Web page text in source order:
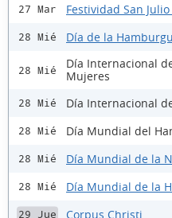
27 Mar Festividad San
28 Mié Día de la
28 Mié
Día Internacional
Mujeres
28 Mié Día Internacional
28 Mié Día Mundial del
28 Mié Día Mundial de la
28 Mié Día Mundial de la
29 Jue Corpus Christi